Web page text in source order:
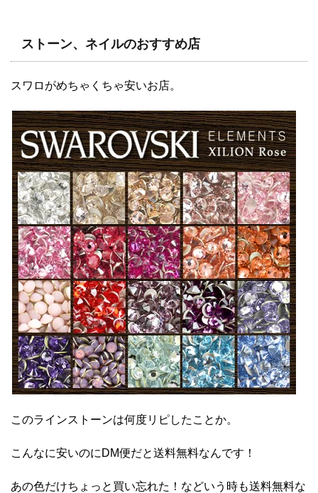
ストーン、ネイルのおすすめ店
スワロがめちゃくちゃ安いお店。
このラインストーンは何度リピしたことか。
こんなに安いのにDM便だと送料無料なんです！
あの色だけちょっと買い忘れた！などいう時も送料無料な